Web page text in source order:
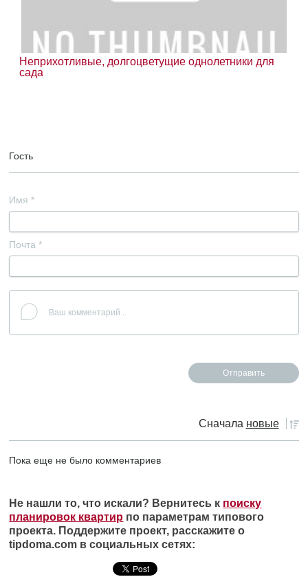
Неприхотливые, долгоцветущие однолетники для
сада
Гость
Имя *
Почта *
Сначала новые
Пока еще не было комментариев
Не нашли то, что искали? Вернитесь к поиску
планировок квартир по параметрам типового
проекта. Поддержите проект, расскажите о
tipdoma.com в социальных сетях: